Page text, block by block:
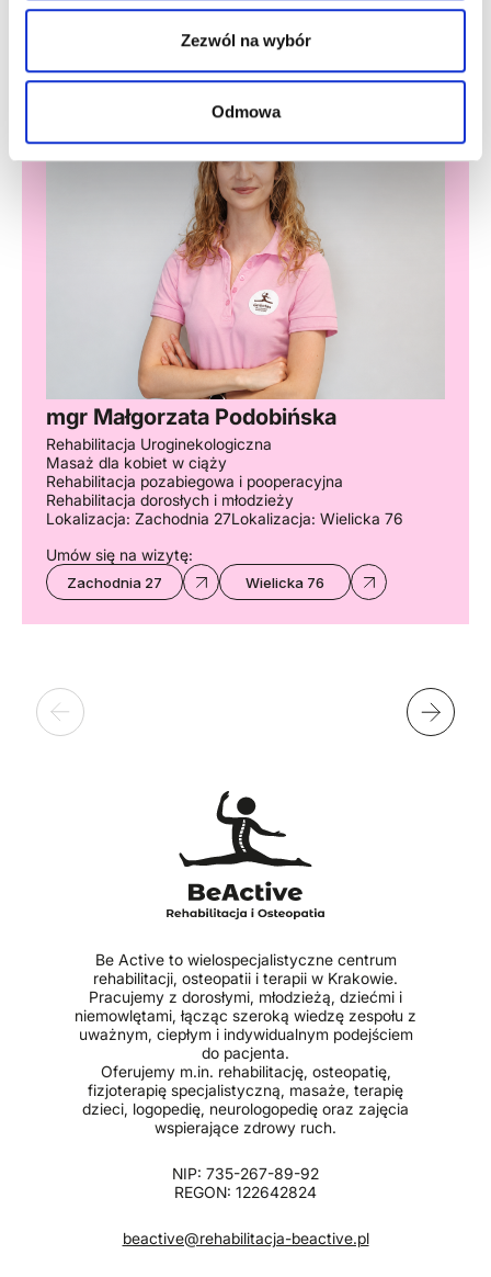
Zezwól na wybór
Odmowa
mgr Małgorzata Podobińska
Rehabilitacja Uroginekologiczna
Masaż dla kobiet w ciąży
Rehabilitacja pozabiegowa i pooperacyjna
Rehabilitacja dorosłych i młodzieży
Lokalizacja: Zachodnia 27Lokalizacja: Wielicka 76
Umów się na wizytę:
Zachodnia 27 Wielicka 76
Be Active to wielospecjalistyczne centrum
rehabilitacji, osteopatii i terapii w Krakowie.
Pracujemy z dorosłymi, młodzieżą, dziećmi i
niemowlętami, łącząc szeroką wiedzę zespołu z
uważnym, ciepłym i indywidualnym podejściem
do pacjenta.
Oferujemy m.in. rehabilitację, osteopatię,
fizjoterapię specjalistyczną, masaże, terapię
dzieci, logopedię, neurologopedię oraz zajęcia
wspierające zdrowy ruch.
NIP: 735-267-89-92
REGON: 122642824
beactive@rehabilitacja-beactive.pl